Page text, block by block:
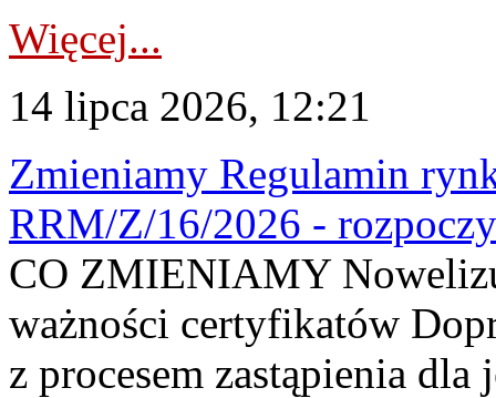
Więcej...
14 lipca 2026, 12:21
Zmieniamy Regulamin
RRM/Z/16/2026 -
CO ZMIENIAMY
ważności certyfikatów
z procesem zastąpienia